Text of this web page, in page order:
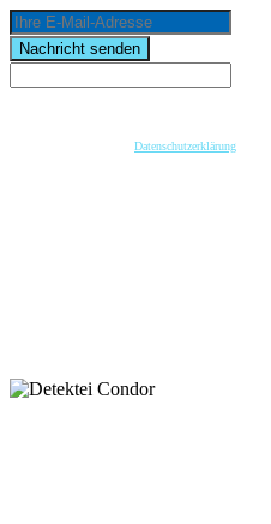
Nachricht senden
Datenschutzerklärung